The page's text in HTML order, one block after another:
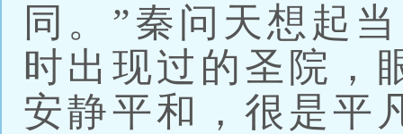
同。”秦问天想起
时出现过的圣院，
安静平和，很是平